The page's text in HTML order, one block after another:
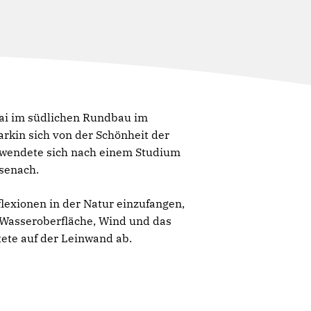
im südlichen Rundbau im
sich von der Schönheit der
sich nach einem Studium
in der Natur einzufangen,
Wind und das
auf der Leinwand ab.